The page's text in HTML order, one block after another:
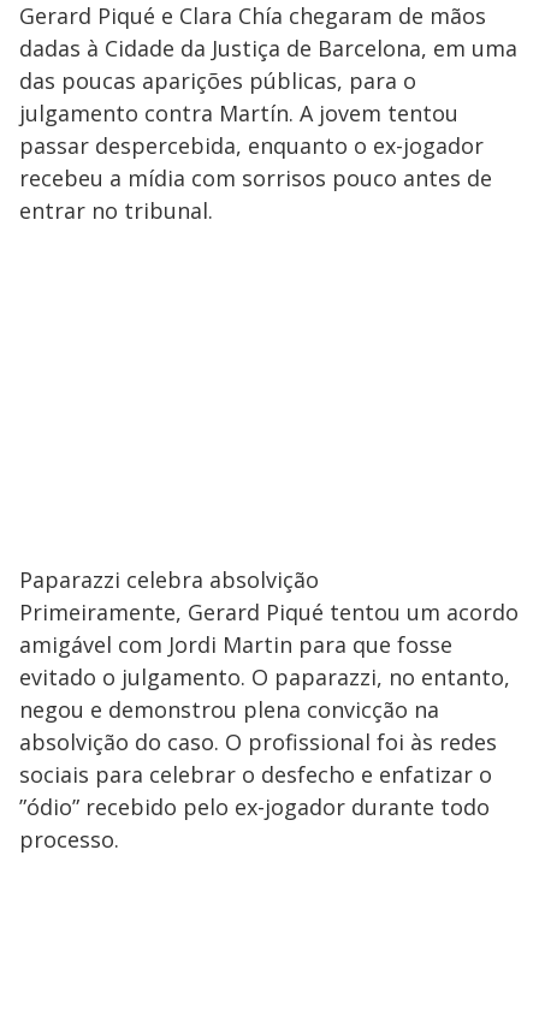
Gerard Piqué e Clara Chía chegaram de mãos
dadas à Cidade da Justiça de Barcelona, em uma
das poucas aparições públicas, para o
julgamento contra Martín. A jovem tentou
passar despercebida, enquanto o ex-jogador
recebeu a mídia com sorrisos pouco antes de
entrar no tribunal.
Paparazzi celebra absolvição
Primeiramente, Gerard Piqué tentou um acordo
amigável com Jordi Martin para que fosse
evitado o julgamento. O paparazzi, no entanto,
negou e demonstrou plena convicção na
absolvição do caso. O profissional foi às redes
sociais para celebrar o desfecho e enfatizar o
”ódio” recebido pelo ex-jogador durante todo
processo.